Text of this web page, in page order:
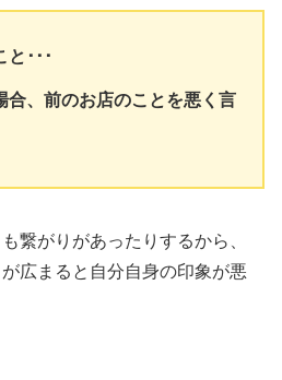
と･･･
合、前のお店のことを悪く言
繋がりがあったりするから、
広まると自分自身の印象が悪